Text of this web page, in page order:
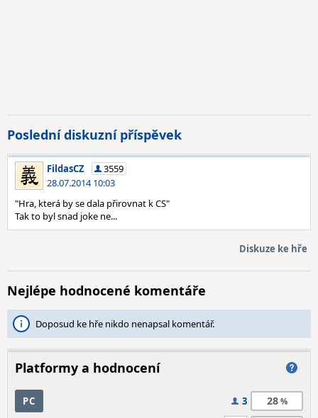
Poslední diskuzní příspěvek
FildasCZ
3559
28.07.2014 10:03
"Hra, která by se dala přirovnat k CS"
Tak to byl snad joke ne...
Diskuze ke hře
Nejlépe hodnocené komentáře
Doposud ke hře nikdo nenapsal komentář.
Platformy a hodnocení
PC 3 28